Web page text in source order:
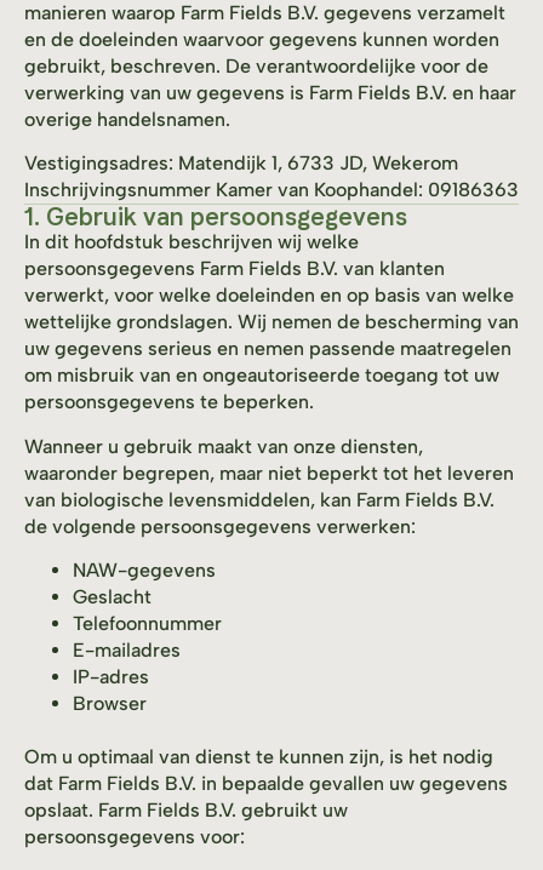
manieren waarop Farm Fields B.V. gegevens verzamelt
en de doeleinden waarvoor gegevens kunnen worden
gebruikt, beschreven. De verantwoordelijke voor de
verwerking van uw gegevens is Farm Fields B.V. en haar
overige handelsnamen.
Vestigingsadres: Matendijk 1, 6733 JD, Wekerom
Inschrijvingsnummer Kamer van Koophandel: 09186363
1. Gebruik van persoonsgegevens
In dit hoofdstuk beschrijven wij welke
persoonsgegevens Farm Fields B.V. van klanten
verwerkt, voor welke doeleinden en op basis van welke
wettelijke grondslagen. Wij nemen de bescherming van
uw gegevens serieus en nemen passende maatregelen
om misbruik van en ongeautoriseerde toegang tot uw
persoonsgegevens te beperken.
Wanneer u gebruik maakt van onze diensten,
waaronder begrepen, maar niet beperkt tot het leveren
van biologische levensmiddelen, kan Farm Fields B.V.
de volgende persoonsgegevens verwerken:
NAW-gegevens
Geslacht
Telefoonnummer
E-mailadres
IP-adres
Browser
Om u optimaal van dienst te kunnen zijn, is het nodig
dat Farm Fields B.V. in bepaalde gevallen uw gegevens
opslaat. Farm Fields B.V. gebruikt uw
persoonsgegevens voor: